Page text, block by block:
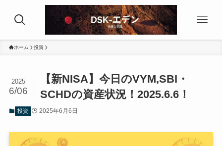
ホーム 投資
【新NISA】今日のVYM,SBI・
SCHDの資産状況！2025.6.6！
2025
6/06
投資 2025年6月6日